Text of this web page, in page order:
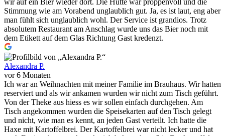
Stimmung wie am Vorabend unglaublich gut. Ja, es ist laut, eng aber
man fühlt sich unglaublich wohl. Der Service ist grandios. Trotz
absolutem Restaurant am Anschlag wurde uns das Bier noch mit
dem Etikett auf dem Glas Richtung Gast kredenzt.
Alexandra P.
vor 6 Monaten
Ich war an Weihnachten mit meiner Familie im Brauhaus. Wir hatten
reserviert und als wir ankamen wurden wir nicht zum Tisch geführt.
Von der Theke aus hiess es wir sollen einfach durchgehen. Am
Tisch angekommen wurden die Speisekarten auf den Tisch gelegt
und nicht, wie man es kennt, an jeden Gast verteilt. Ich hatte die
Haxe mit Kartoffelbrei. Der Kartoffelbrei war nicht lecker und hat